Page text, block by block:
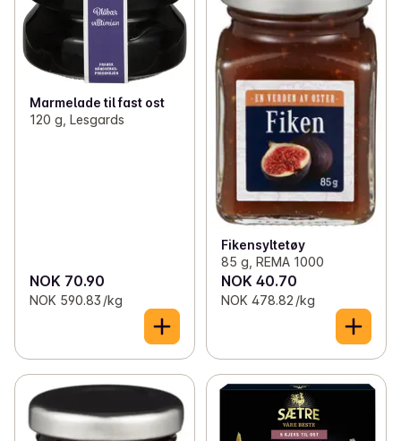
Marmelade til fast ost
120 g, Lesgards
NOK 70.90
NOK 590.83 /kg
Fikensyltetøy
85 g, REMA 1000
NOK 40.70
NOK 478.82 /kg